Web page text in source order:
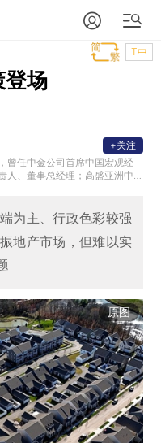
T中
登场
曾任中金公司首席中国宏观经
人、董事总经理；高盛亚洲中
+关注
为主、行政色彩较强
地产市场，但难以实
原图